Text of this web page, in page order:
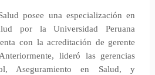
posee una especialización en
por la Universidad Peruana
con la acreditación de gerente
lideró las gerencias
Aseguramiento en Salud, y